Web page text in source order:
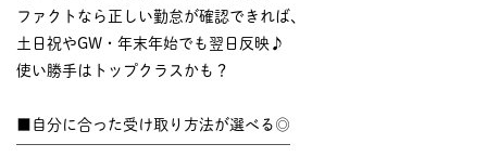
ファクトなら正しい勤怠が確認できれば、
土日祝やGW・年末年始でも翌日反映♪
使い勝手はトップクラスかも？
■自分に合った受け取り方法が選べる◎